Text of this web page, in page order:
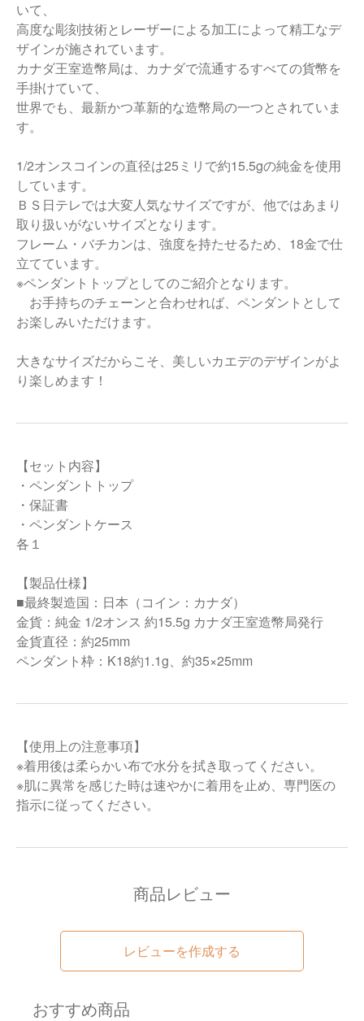
いて、
高度な彫刻技術とレーザーによる加工によって精工なデ
ザインが施されています。
カナダ王室造幣局は、カナダで流通するすべての貨幣を
手掛けていて、
世界でも、最新かつ革新的な造幣局の一つとされていま
す。
1/2オンスコインの直径は25ミリで約15.5gの純金を使用
しています。
ＢＳ日テレでは大変人気なサイズですが、他ではあまり
取り扱いがないサイズとなります。
フレーム・バチカンは、強度を持たせるため、18金で仕
立てています。
※ペンダントトップとしてのご紹介となります。
お手持ちのチェーンと合わせれば、ペンダントとして
お楽しみいただけます。
大きなサイズだからこそ、美しいカエデのデザインがよ
り楽しめます！
【セット内容】
・ペンダントトップ
・保証書
・ペンダントケース
各１
【製品仕様】
■最終製造国：日本（コイン：カナダ）
金貨：純金 1/2オンス 約15.5g カナダ王室造幣局発行
金貨直径：約25mm
ペンダント枠：K18約1.1g、約35×25mm
【使用上の注意事項】
※着用後は柔らかい布で水分を拭き取ってください。
※肌に異常を感じた時は速やかに着用を止め、専門医の
指示に従ってください。
商品レビュー
レビューを作成する
おすすめ商品